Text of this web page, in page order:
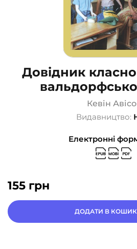
Довідник
Кевін
Видавництво:
Електронні
155 грн
ДОДАТИ В КОШИК